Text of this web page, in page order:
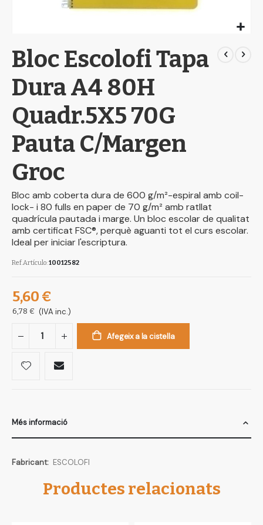
to
the
images
gallery
Bloc Escolofi Tapa
Dura A4 80H
Quadr.5X5 70G
Pauta C/Margen
Groc
Bloc amb coberta dura de 600 g/m²-espiral amb coil-
lock- i 80 fulls en paper de 70 g/m² amb ratllat
quadrícula pautada i marge. Un bloc escolar de qualitat
amb certificat FSC®, perquè aguanti tot el curs escolar.
Ideal per iniciar l'escriptura.
Ref.Artículo 10012582
5,60 €
6,78 € (IVA inc.)
Afegeix a la cistella
Més informació
Més
ESCOLOFI
Productes relacionats